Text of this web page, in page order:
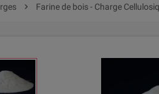
 Farine de bois - Charge